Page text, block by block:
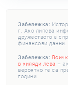
Забележка:
г. Ако липсва
дружеството е
финансови данни.
Забележка:
в хиляди лева –
вероятно те са
години.